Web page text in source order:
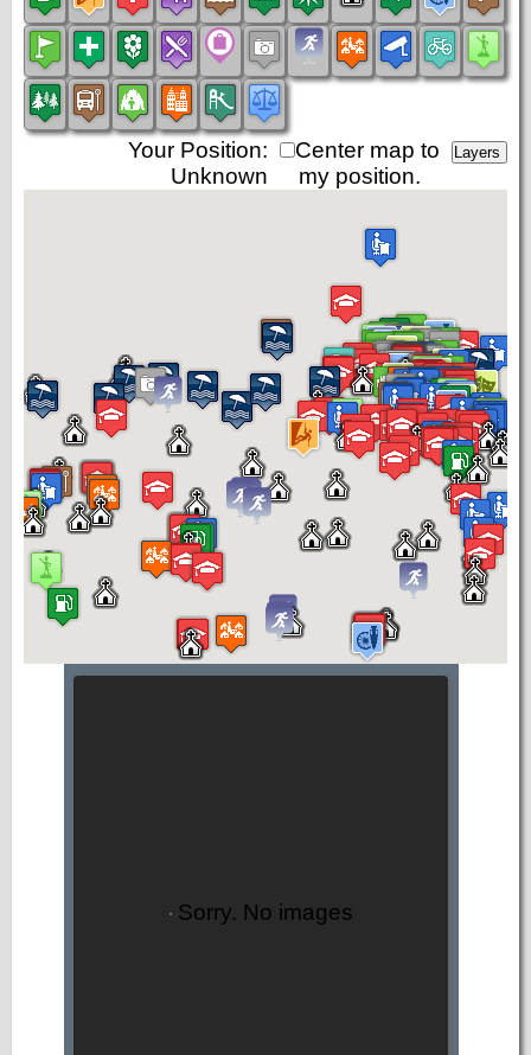
Center map to
my position.
Your Position:
Unknown
Sorry. No images